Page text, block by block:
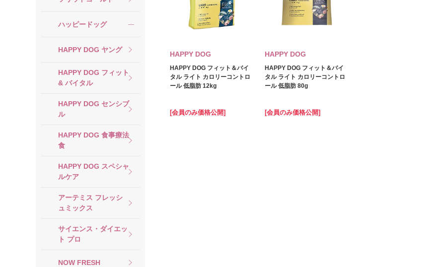
ハッピードッグ
HAPPY DOG ヤング
HAPPY DOG フィット
& バイタル
HAPPY DOG センシブ
ル
HAPPY DOG 食事療法
食
HAPPY DOG スペシャ
ルケア
アーテミス フレッシ
ュミックス
サイエンス・ダイエッ
ト プロ
NOW FRESH
HAPPY DOG
HAPPY DOG フィット＆バイ
タル ライト カロリーコントロ
ール 低脂肪 12kg
[会員のみ価格公開]
HAPPY DOG
HAPPY DOG フィット＆バイ
タル ライト カロリーコントロ
ール 低脂肪 80g
[会員のみ価格公開]